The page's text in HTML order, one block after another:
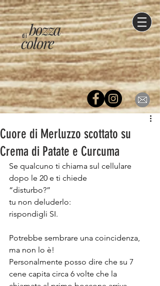
di
colore
bozza
Cuore di Merluzzo scottato su
Crema di Patate e Curcuma
Se qualcuno ti chiama sul cellulare
dopo le 20 e ti chiede
“disturbo?”
tu non deluderlo:
rispondigli SI.
Potrebbe sembrare una coincidenza,
ma non lo è!
Personalmente posso dire che su 7
cene capita circa 6 volte che la